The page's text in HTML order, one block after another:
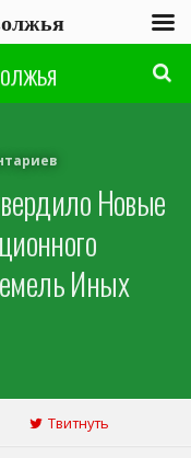
Новые
Иных
Твитнуть